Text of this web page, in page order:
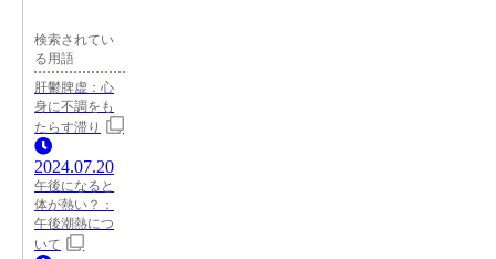
検索されてい
る用語
肝鬱脾虚：心
身に不調をも
たらす滞り
2024.07.20
午後になると
体が熱い？：
午後潮熱につ
いて